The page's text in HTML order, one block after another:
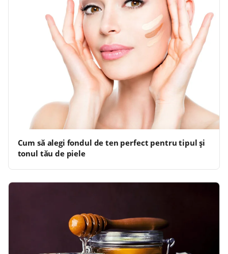
Cum să alegi fondul de ten perfect pentru tipul și
tonul tău de piele